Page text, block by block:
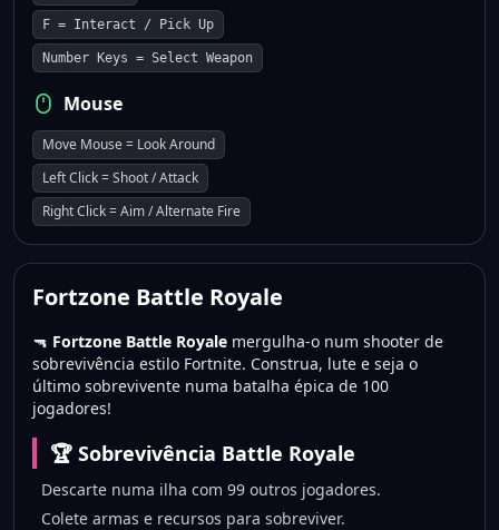
F = Interact / Pick Up
Number Keys = Select Weapon
Mouse
Move Mouse = Look Around
Left Click = Shoot / Attack
Right Click = Aim / Alternate Fire
Fortzone Battle Royale
🔫 Fortzone Battle Royale mergulha-o num shooter de
sobrevivência estilo Fortnite. Construa, lute e seja o
último sobrevivente numa batalha épica de 100
jogadores!
🏆 Sobrevivência Battle Royale
Descarte numa ilha com 99 outros jogadores.
Colete armas e recursos para sobreviver.